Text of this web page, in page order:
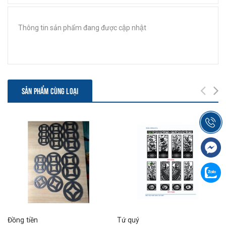
Thông tin sản phẩm đang được cập nhật
SẢN PHẨM CÙNG LOẠI
Đồng tiền Tứ quý